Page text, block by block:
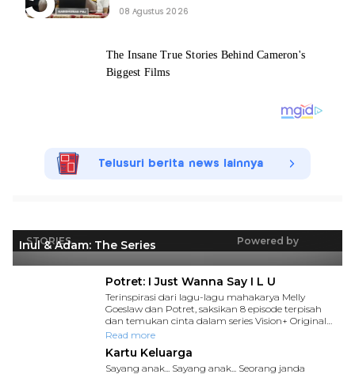
08 Agustus 2026
Telusuri berita news lainnya